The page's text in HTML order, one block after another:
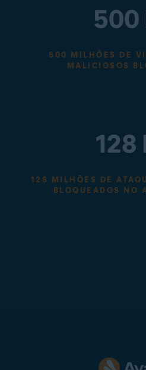
500
500 MILHÕES DE
MALICIOSOS
128
128 MILHÕES DE
BLOQUEADOS NO